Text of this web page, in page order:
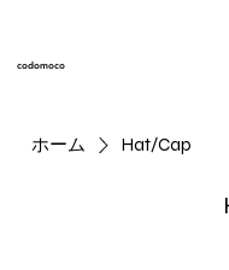
codomoco
ホーム Hat/Cap